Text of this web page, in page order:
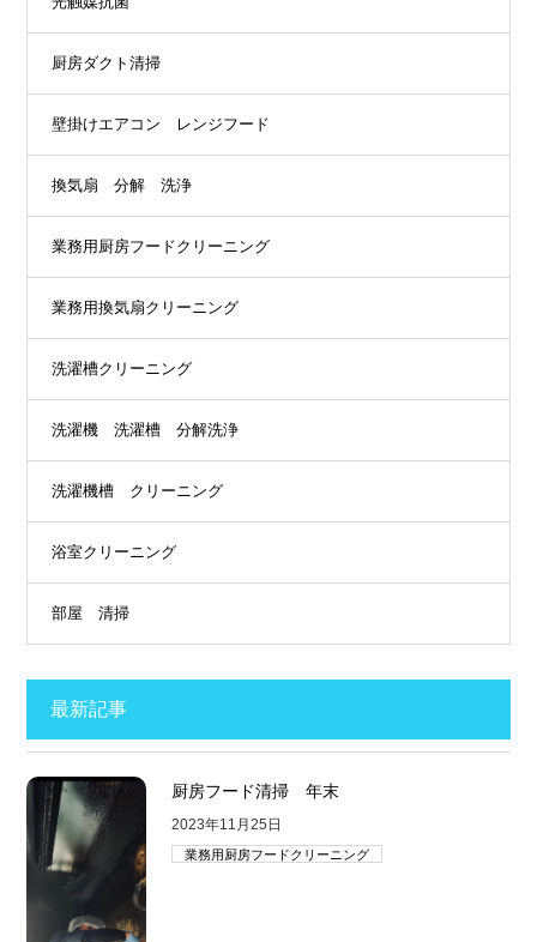
厨房ダクト清掃
壁掛けエアコン レンジフード
換気扇 分解 洗浄
業務用厨房フードクリーニング
業務用換気扇クリーニング
洗濯槽クリーニング
洗濯機 洗濯槽 分解洗浄
洗濯機槽 クリーニング
浴室クリーニング
部屋 清掃
最新記事
厨房フード清掃 年末
2023年11月25日
業務用厨房フードクリーニング